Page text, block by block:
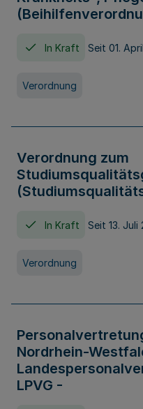
In Kraft Seit 01.
Verordnung
Verordnung zum
In Kraft Seit 13. Juli
Verordnung
Nordrhein-
LPVG -